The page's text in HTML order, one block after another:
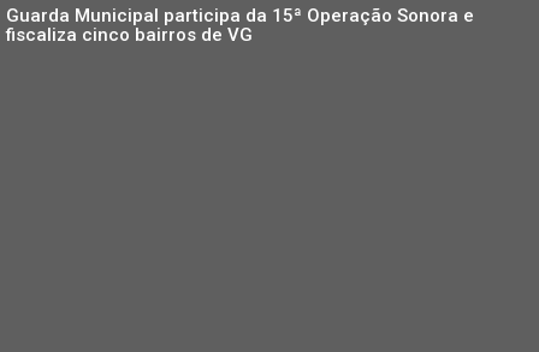
Guarda Municipal participa da 15ª Operação Sonora e
fiscaliza cinco bairros de VG